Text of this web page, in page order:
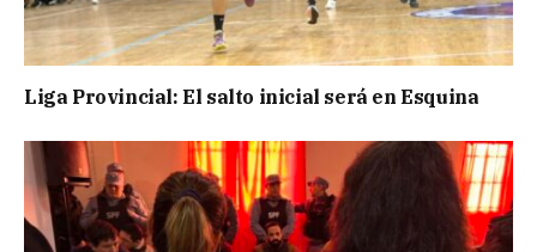
Liga Provincial: El salto inicial será en Esquina